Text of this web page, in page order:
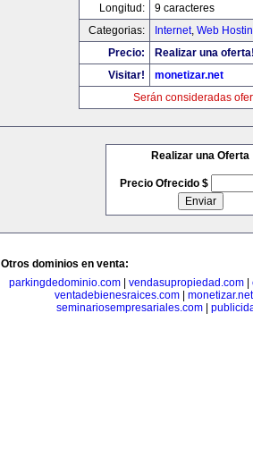
Longitud:
9 caracteres
Categorias:
Internet, Web
Precio:
Realizar una
Visitar!
monetizar.net
Serán consideradas
Realizar una Oferta
Precio Ofrecido $
Otros dominios en venta:
parkingdedominio.com| vendasupropiedad.com|
ventadebienesraices.com
monetizar.net
seminariosempresariales.com